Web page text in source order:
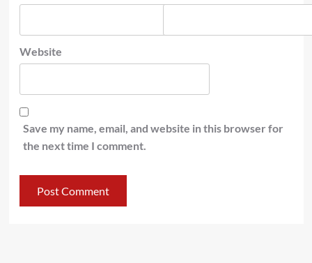
Website
Save my name, email, and website in this browser for
the next time I comment.